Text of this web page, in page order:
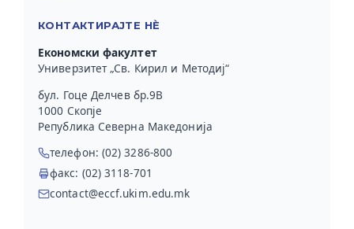
КОНТАКТИРАЈТЕ НЀ
Економски факултет
Универзитет „Св. Кирил и Методиј“
бул. Гоце Делчев бр.9В
1000 Скопје
Република Северна Македонија
телефон: (02) 3286-800
факс: (02) 3118-701
contact@eccf.ukim.edu.mk